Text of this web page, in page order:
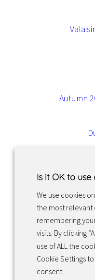
Autumn
Facebook
Returns &
Is it OK to use
We use cookies
the most
remembering
visits. By clicking
use of ALL the
Cookie Settings
consent.